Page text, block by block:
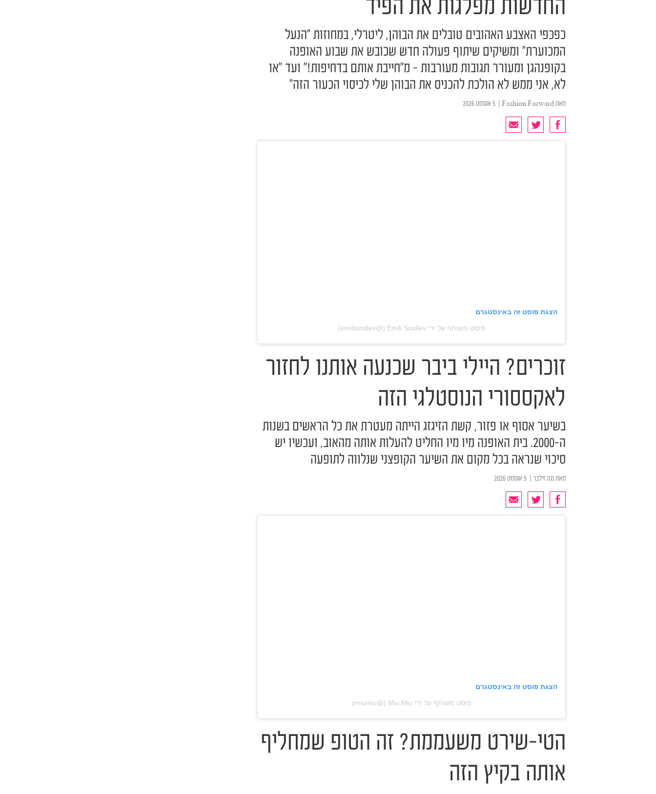
החדשות מפלגות את הפיד
כפכפי האצבע האהובים טובלים את הבוהן, ליטרלי, במחוזות "הנעל
המכוערת" ומשיקים שיתוף פעולה חדש שכובש את שבוע האופנה
בקופנהגן ומעורר תגובות מעורבות - מ"חייבת אותם בדחיפות!" ועד "או
לא, אני ממש לא הולכת להכניס את הבוהן שלי לכיסוי הכעור הזה"
מאתFashion Forward
הצגת פוסט זה באינסטגרם
פוסט משותף על ידי ‏‎Emili Sindlev‎‏ (@‏‎emilisindlev‎‏)
זוכרים? היילי ביבר שכנעה אותנו לחזור
לאקססורי הנוסטלגי הזה
בשיער אסוף או פזור, קשת הזיגזג הייתה מעטרת את כל הראשים בשנות
ה-2000. בית האופנה מיו מיו החליט להעלות אותה מהאוב, ועכשיו יש
סיכוי שנראה בכל מקום את השיער הקופצני שנלווה לתופעה
מאתנגה זילבר
הצגת פוסט זה באינסטגרם
פוסט משותף על ידי ‏‎Miu Miu‎‏ (@‏‎miumiu‎‏)
הטי-שירט משעממת? זה הטופ שמחליף
אותה בקיץ הזה